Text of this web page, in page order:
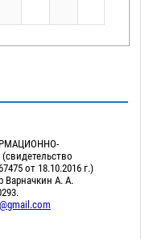
от 18.10.2016 г.)
Варначкин А. А.